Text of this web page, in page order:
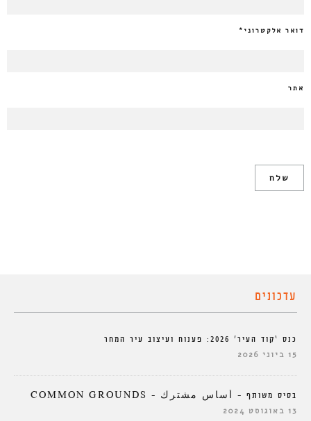
דואר אלקטרוני *
אתר
עדכונים
כנס ‘קוד העיר’ 2026: פענוח ועיצוב עיר המחר
15 ביוני 2026
בסיס משותף – أساس مشترك – COMMON GROUNDS
13 באוגוסט 2024